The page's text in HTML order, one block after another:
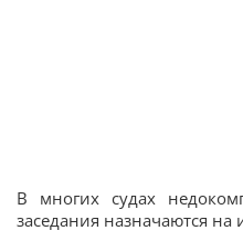
В многих судах
заседания назначаются на